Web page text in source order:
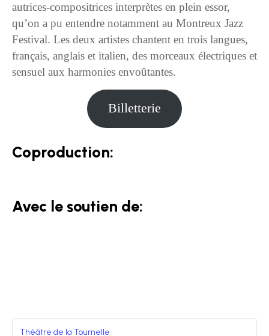
autrices-compositrices interprètes en plein essor,
qu’on a pu entendre notamment au Montreux Jazz
Festival. Les deux artistes chantent en trois langues,
français, anglais et italien, des morceaux électriques et
sensuel aux harmonies envoûtantes.
Billetterie
Coproduction:
Avec le soutien de:
Théâtre de la Tournelle